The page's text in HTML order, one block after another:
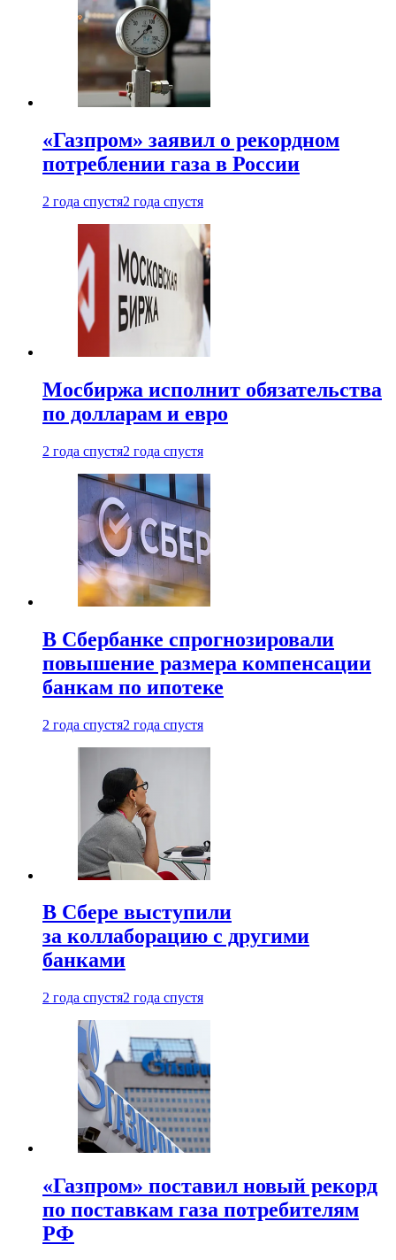
«Газпром» заявил о рекордном
потреблении газа в России
2 года спустя2 года спустя
Мосбиржа исполнит обязательства
по долларам и евро
2 года спустя2 года спустя
В Сбербанке спрогнозировали
повышение размера компенсации
банкам по ипотеке
2 года спустя2 года спустя
В Сбере выступили
за коллаборацию с другими
банками
2 года спустя2 года спустя
«Газпром» поставил новый рекорд
по поставкам газа потребителям
РФ